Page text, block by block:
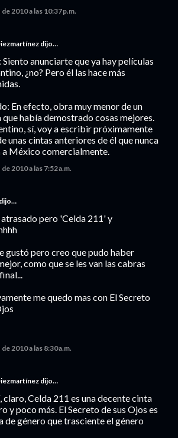
2010 a las 10:37 p.m.
dijo…
Siento anunciarte que ya hay películas
¿no? Pero él las hace más
En efecto, obra muy menor de un
que había demostrado cosas mejores.
sí, voy a escribir próximamente
unas cintas anteriores de él que nunca
a México comercialmente.
2010 a las 7:52 a.m.
dijo…
pero 'Celda 211' y
gustó pero creo que pudo haber
como que se les van las cabras
me quedo mas con El Secreto
2010 a las 8:30 a.m.
dijo…
claro, Celda 211 es una decente cinta
y poco más. El Secreto de sus Ojos es
de género que trasciente el género